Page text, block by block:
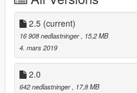
bagagliaio)
Cambiati i cerchioni
Sostituito qualche materiale
Tutti i modelli da me caricati
single player. Per l'utilizzo
chiedere a me.
2.5 (current)
16 908 nedlastninger
, 15,2 MB
4. mars 2019
2.0
642 nedlastninger
, 17,8 MB